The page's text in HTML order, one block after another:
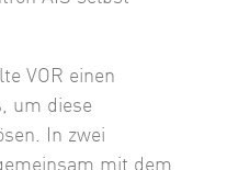
VOR einen
um diese
In zwei
mit dem